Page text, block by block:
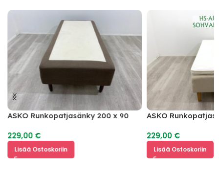
ASKO Runkopatjasänky 200 x 90
229,00 €
Lisää Ostoskoriin
ASKO
229,00 €
Lisää Ostoskoriin